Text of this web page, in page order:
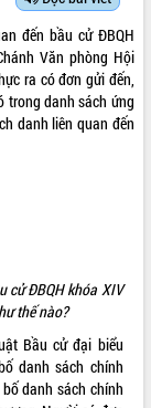
đến bầu cử ĐBQH
Văn phòng Hội
ra có đơn gửi đến,
trong danh sách ứng
danh liên quan đến
cử ĐBQH khóa XIV
thế nào?
Bầu cử đại biểu
danh sách chính
danh sách chính